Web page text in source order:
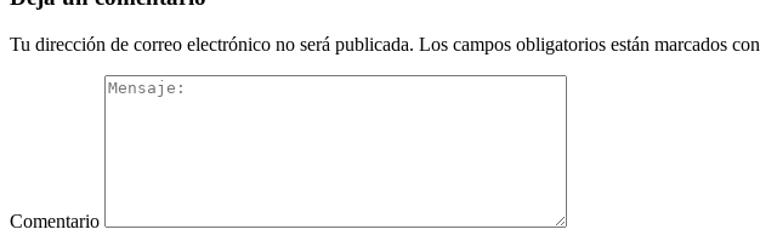
Tu dirección de correo electrónico no será publicada. Los campos obligatorios están marcados con
Comentario